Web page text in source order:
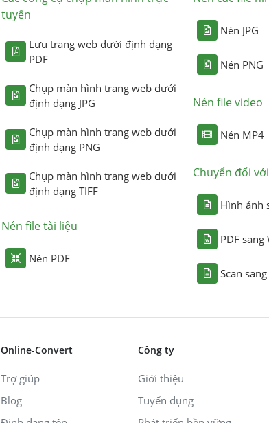
tuyến
Lưu trang web dưới định dạng
PDF
Chụp màn hình trang web dưới
định dạng JPG
Chụp màn hình trang web dưới
định dạng PNG
Chụp màn hình trang web dưới
định dạng TIFF
Nén file tài liệu
Nén PDF
Nén JPG
Nén PNG
Nén file video
Nén MP4
Chuyển đổi
Hình ảnh
PDF sang
Scan
Online-Convert
Trợ giúp
Blog
Công ty
Giới thiệu
Tuyển dụng